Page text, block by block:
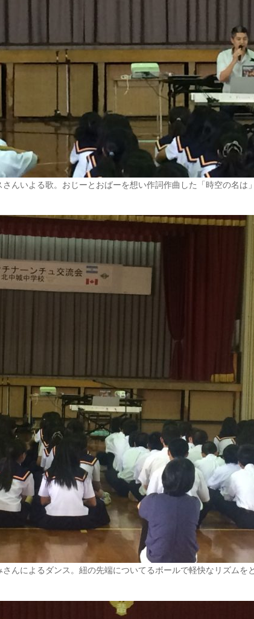
んいよる歌。おじーとおばーを想い作詞作曲した「時空の名は
んによるダンス。紐の先端についてるボールで軽快なリズムを